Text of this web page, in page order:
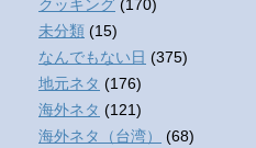
クッキング (170)
未分類 (15)
なんでもない日 (375)
地元ネタ (176)
海外ネタ (121)
海外ネタ（台湾）
(68)